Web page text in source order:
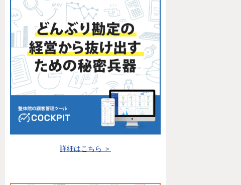
詳細はこちら ＞